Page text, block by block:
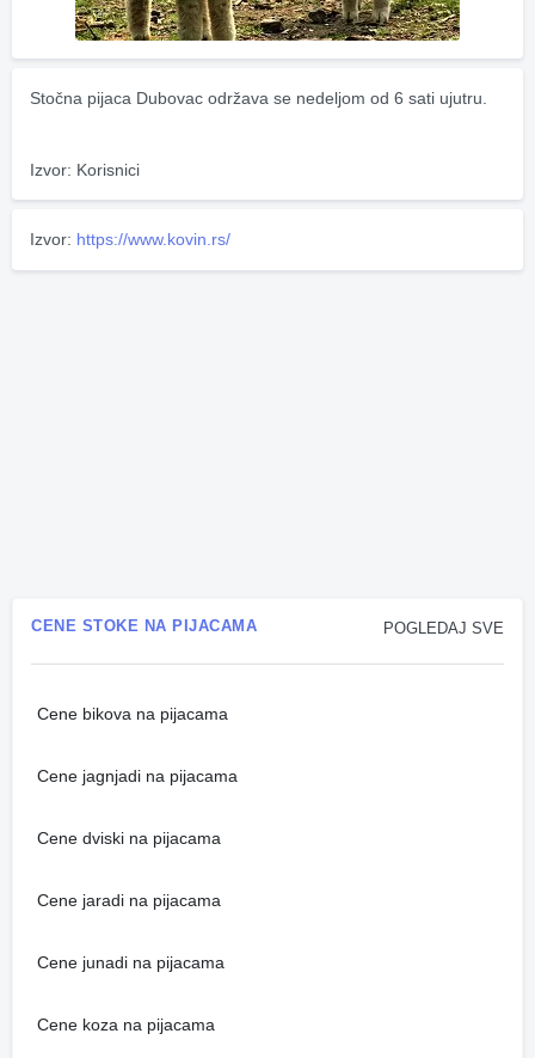
Stočna pijaca Dubovac održava se nedeljom od 6 sati ujutru.
Izvor: Korisnici
Izvor: https://www.kovin.rs/
POGLEDAJ SVE
CENE STOKE NA PIJACAMA
Cene bikova na pijacama
Cene jagnjadi na pijacama
Cene dviski na pijacama
Cene jaradi na pijacama
Cene junadi na pijacama
Cene koza na pijacama